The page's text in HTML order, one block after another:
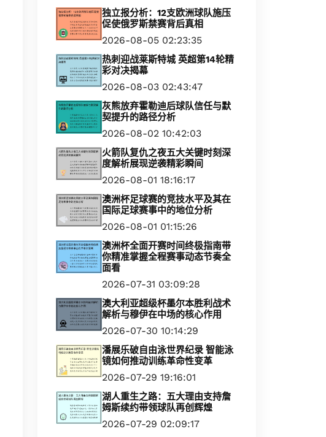
独立报分析：12支欧洲球队施压
促使俄罗斯禁赛背后真相
2026-08-05 02:23:35
热刺迎战莱斯特城 英超第14轮精
彩对决揭幕
2026-08-03 02:43:47
灰熊放弃霍勒迪后球队信任与默
契提升的路径分析
2026-08-02 10:42:03
火箭队复仇之夜五大关键时刻深
度解析展现逆袭精彩瞬间
2026-08-01 18:16:17
澳洲杯足球赛的竞技水平及其在
国际足球赛事中的地位分析
2026-08-01 01:15:26
澳洲杯全面开赛时间终极指南带
你精准掌握全程赛事动态节奏全
面看
2026-07-31 03:09:28
澳大利亚超级杯墨尔本胜利战术
解析与穆伊在中场的核心作用
2026-07-30 10:14:29
潘展乐破自由泳世界纪录 智能泳
镜如何推动训练革命性变革
2026-07-29 19:16:01
湖人重生之路：五大理由支持詹
姆斯续约带领球队再创辉煌
2026-07-29 02:09:17